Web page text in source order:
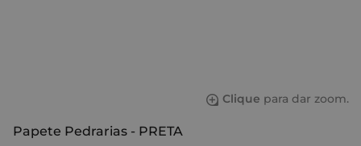
Clique para dar zoom.
Papete Pedrarias - PRETA